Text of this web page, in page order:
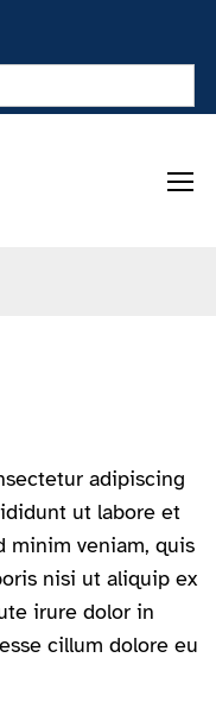
adipiscing
ut labore et
minim veniam, quis
nisi ut aliquip ex
irure dolor in
cillum dolore eu